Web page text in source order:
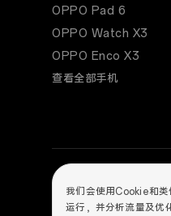
我们会使用Cookie和
运行，并分析流量及优
OPPO Pad 6
OPPO Watch X3
OPPO Enco X3
查看全部手机